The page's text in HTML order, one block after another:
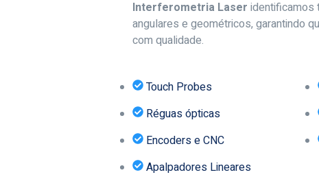
Interferometria Laser identificamos
angulares e geométricos, garantindo
com qualidade.
Touch Probes
Réguas ópticas
Encoders e CNC
Apalpadores Lineares